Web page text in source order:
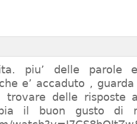
piu’ delle parole
e’ accaduto , guarda
trovare delle risposte
il buon gusto di